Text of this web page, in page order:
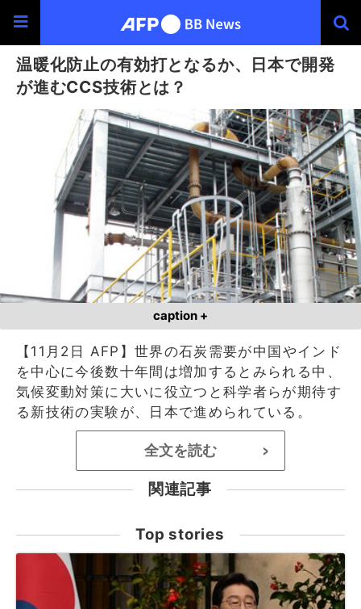
温暖化防止の有効打となるか、日本で開発
が進むCCS技術とは？
caption +
【11月2日 AFP】世界の石炭需要が中国やインド
を中心に今後数十年間は増加するとみられる中、
気候変動対策に大いに役立つと科学者らが期待す
る新技術の実験が、日本で進められている。
全文を読む >
関連記事
Top stories